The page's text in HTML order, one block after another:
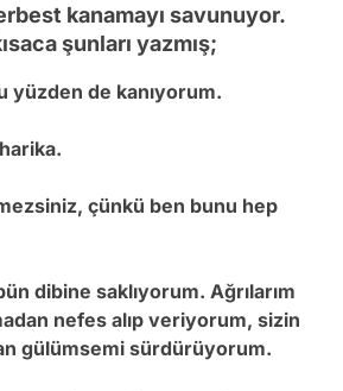
kanamayı savunuyor.
şunları yazmış;
yüzden de kanıyorum.
çünkü ben bunu hep
dibine saklıyorum. Ağrılarım
nefes alıp veriyorum, sizin
gülümsemi sürdürüyorum.